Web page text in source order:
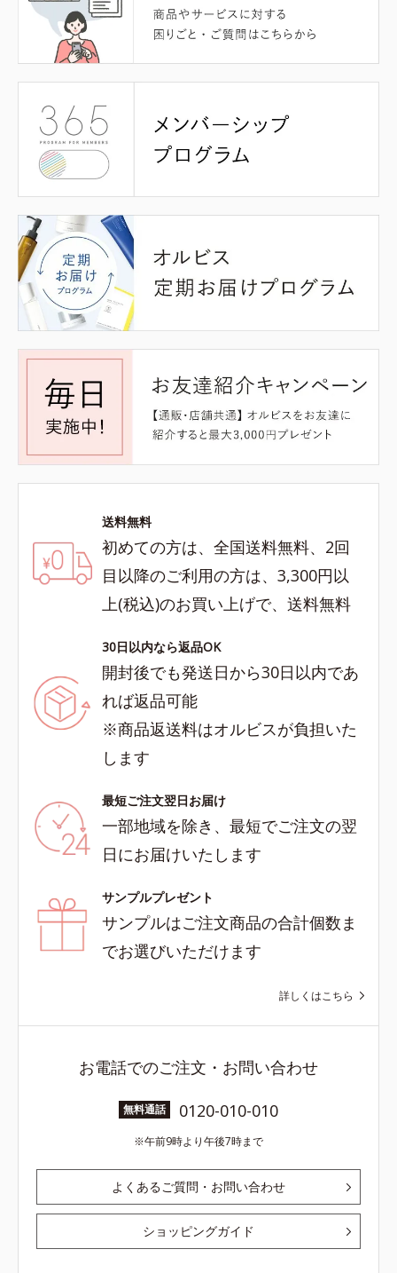
送料無料
初めての方は、全国送料無料、2回
目以降のご利用の方は、3,300円以
上(税込)のお買い上げで、送料無料
30日以内なら返品OK
開封後でも発送日から30日以内であ
れば返品可能
※商品返送料はオルビスが負担いた
します
最短ご注文翌日お届け
一部地域を除き、最短でご注文の翌
日にお届けいたします
サンプルプレゼント
サンプルはご注文商品の合計個数ま
でお選びいただけます
詳しくはこちら
お電話でのご注文・お問い合わせ
無料通話 0120-010-010
午前9時より午後7時まで
よくあるご質問・お問い合わせ
ショッピングガイド